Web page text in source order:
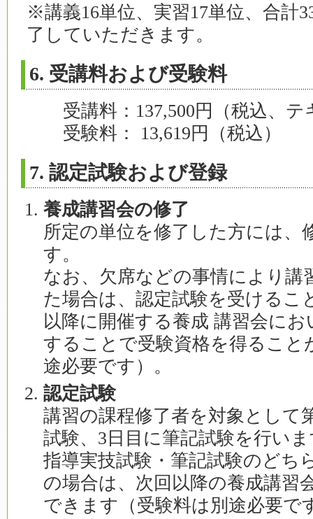
※講義16単位、実習17単位、合計
了していただきます。
6. 受講料および受験料
受講料：137,500円（税込、テ
受験料： 13,619円（税込）
7. 認定試験および登録
養成講習会の修了
所定の単位を修了した方には、
す。
なお、欠席などの事情により講
た場合は、認定試験を受けるこ
以降に開催する養成 講習会に
することで受験資格を得ること
途必要です）。
認定試験
講習の課程修了者を対象として
試験、3日目に筆記試験を行い
指導実技試験・筆記試験のどち
の場合は、次回以降の養成講習
できます（受験料は別途必要で